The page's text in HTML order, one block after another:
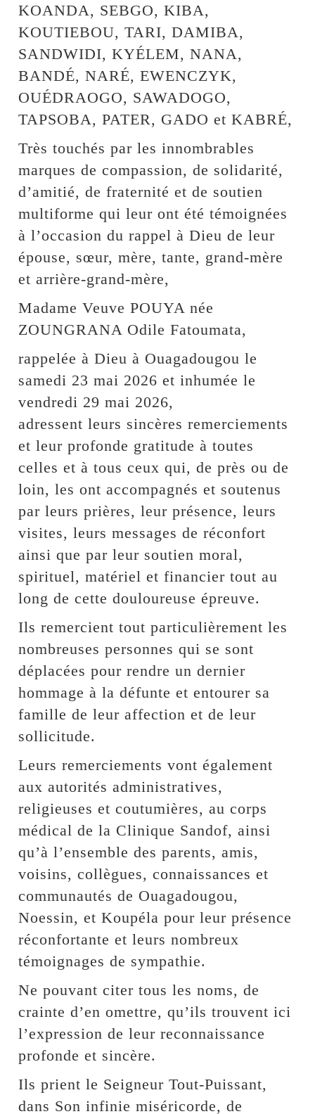
KOANDA, SEBGO, KIBA,
KOUTIEBOU, TARI, DAMIBA,
SANDWIDI, KYÉLEM, NANA,
BANDÉ, NARÉ, EWENCZYK,
OUÉDRAOGO, SAWADOGO,
TAPSOBA, PATER, GADO et KABRÉ,
Très touchés par les innombrables
marques de compassion, de solidarité,
d’amitié, de fraternité et de soutien
multiforme qui leur ont été témoignées
à l’occasion du rappel à Dieu de leur
épouse, sœur, mère, tante, grand-mère
et arrière-grand-mère,
Madame Veuve POUYA née
ZOUNGRANA Odile Fatoumata,
rappelée à Dieu à Ouagadougou le
samedi 23 mai 2026 et inhumée le
vendredi 29 mai 2026,
adressent leurs sincères remerciements
et leur profonde gratitude à toutes
celles et à tous ceux qui, de près ou de
loin, les ont accompagnés et soutenus
par leurs prières, leur présence, leurs
visites, leurs messages de réconfort
ainsi que par leur soutien moral,
spirituel, matériel et financier tout au
long de cette douloureuse épreuve.
Ils remercient tout particulièrement les
nombreuses personnes qui se sont
déplacées pour rendre un dernier
hommage à la défunte et entourer sa
famille de leur affection et de leur
sollicitude.
Leurs remerciements vont également
aux autorités administratives,
religieuses et coutumières, au corps
médical de la Clinique Sandof, ainsi
qu’à l’ensemble des parents, amis,
voisins, collègues, connaissances et
communautés de Ouagadougou,
Noessin, et Koupéla pour leur présence
réconfortante et leurs nombreux
témoignages de sympathie.
Ne pouvant citer tous les noms, de
crainte d’en omettre, qu’ils trouvent ici
l’expression de leur reconnaissance
profonde et sincère.
Ils prient le Seigneur Tout-Puissant,
dans Son infinie miséricorde, de